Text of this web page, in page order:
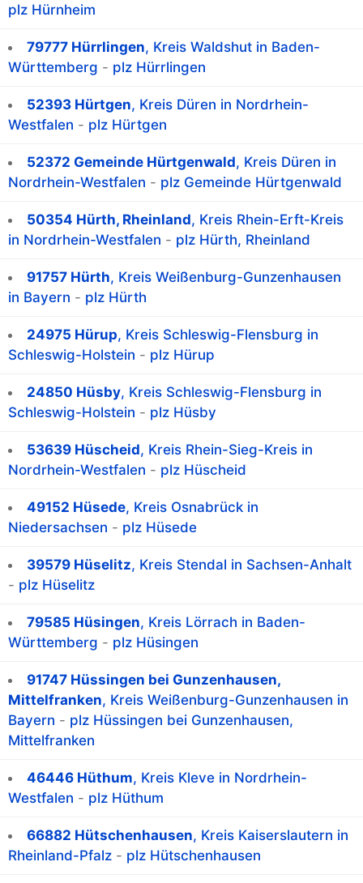
plz Hürnheim
79777 Hürrlingen, Kreis Waldshut in Baden-
Württemberg - plz Hürrlingen
52393 Hürtgen, Kreis Düren in Nordrhein-
Westfalen - plz Hürtgen
52372 Gemeinde Hürtgenwald, Kreis Düren in
Nordrhein-Westfalen - plz Gemeinde Hürtgenwald
50354 Hürth, Rheinland, Kreis Rhein-Erft-Kreis
in Nordrhein-Westfalen - plz Hürth, Rheinland
91757 Hürth, Kreis Weißenburg-Gunzenhausen
in Bayern - plz Hürth
24975 Hürup, Kreis Schleswig-Flensburg in
Schleswig-Holstein - plz Hürup
24850 Hüsby, Kreis Schleswig-Flensburg in
Schleswig-Holstein - plz Hüsby
53639 Hüscheid, Kreis Rhein-Sieg-Kreis in
Nordrhein-Westfalen - plz Hüscheid
49152 Hüsede, Kreis Osnabrück in
Niedersachsen - plz Hüsede
39579 Hüselitz, Kreis Stendal in Sachsen-Anhalt
- plz Hüselitz
79585 Hüsingen, Kreis Lörrach in Baden-
Württemberg - plz Hüsingen
91747 Hüssingen bei Gunzenhausen,
Mittelfranken, Kreis Weißenburg-Gunzenhausen in
Bayern - plz Hüssingen bei Gunzenhausen,
Mittelfranken
46446 Hüthum, Kreis Kleve in Nordrhein-
Westfalen - plz Hüthum
66882 Hütschenhausen, Kreis Kaiserslautern in
Rheinland-Pfalz - plz Hütschenhausen